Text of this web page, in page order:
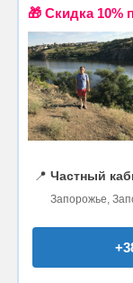
🎁 Cкидка 10%
📍 Частный
Запорожье,